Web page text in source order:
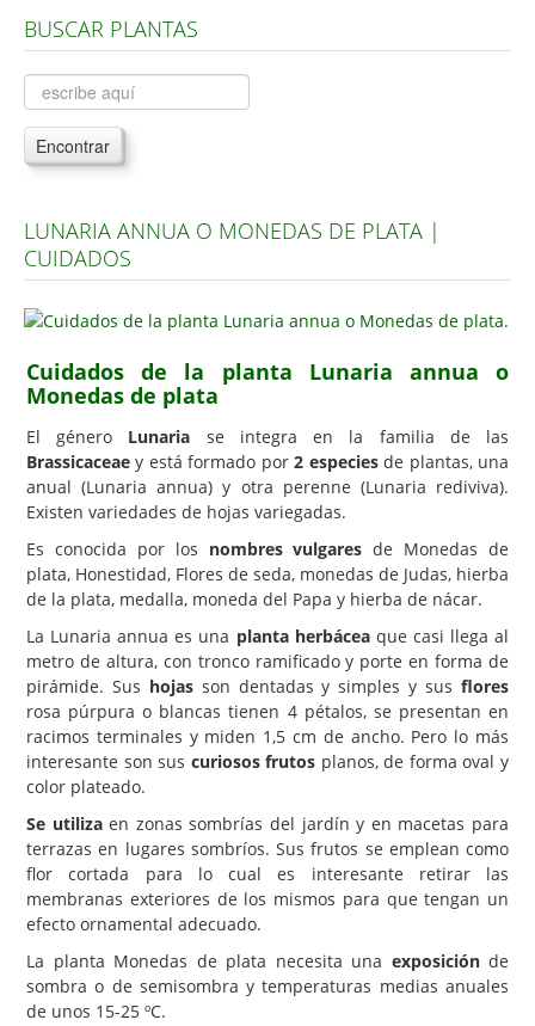
Árboles, Cicas y Palmeras de la G a la Z
Plantas Anuales y Perennes
Plantas Bulbosas y Acuáticas
Plantas de Interior
Plantas Aromáticas y de Huerto
Plantas Carnívoras y Orquídeas
Consejos
Hemisferio Norte
Hemisferio Sur
Enfermedades
Animales
Carencias
Fotos
Flores y Plantas
Árboles y Palmeras
Arbustos y Trepadoras
Cactus y Suculentas
BUSCAR PLANTAS
Encontrar
LUNARIA ANNUA O MONEDAS DE PLATA |
CUIDADOS
Cuidados de la planta Lunaria annua o
Monedas de plata
El género Lunaria se integra en la familia de las
Brassicaceae y está formado por2 especiesde plantas, una
anual (Lunaria annua) y otra perenne (Lunaria rediviva).
Existen variedades de hojas variegadas.
Es conocida por los nombres vulgares de Monedas de
plata, Honestidad, Flores de seda, monedas de Judas, hierba
de la plata, medalla, moneda del Papa y hierba de nácar.
La Lunaria annua es una planta herbáceaque casi llega al
metro de altura, con tronco ramificado y porte en forma de
pirámide. Sus hojasson dentadas y simples y susflores
rosa púrpura o blancas tienen 4 pétalos, se presentan en
racimos terminales y miden 1,5 cm de ancho. Pero lo más
interesante son sus curiosos frutos planos, de forma oval y
color plateado.
Se utilizaen zonas sombrías del jardín y en macetas para
terrazas en lugares sombríos. Sus frutos se emplean como
flor cortada para lo cual es interesante retirar las
membranas exteriores de los mismos para que tengan un
efecto ornamental adecuado.
La planta Monedas de plata necesita una exposiciónde
sombra o de semisombra y temperaturas medias anuales
de unos 15-25 ºC.